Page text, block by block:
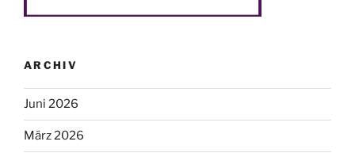
ARCHIV
Juni 2026
März 2026